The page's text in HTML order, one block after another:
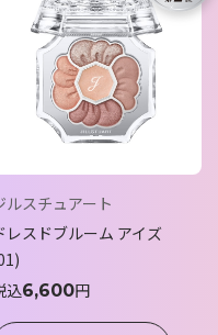
ルスチュアート
レスドブルーム アイズ
込6,600円